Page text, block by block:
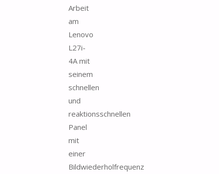
Arbeit
am
Lenovo
L27i-
4A mit
seinem
schnellen
und
reaktionsschnellen
Panel
mit
einer
Bildwiederholfrequenz